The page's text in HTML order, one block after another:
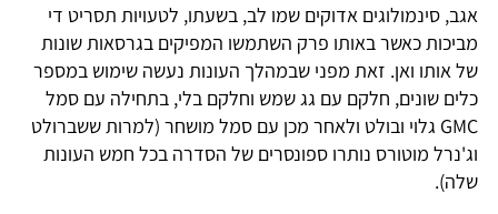
אגב, סינמולוגים אדוקים שמו לב, בשעתו, לטעויות תסריט די
מביכות כאשר באותו פרק השתמשו המפיקים בגרסאות שונות
של אותו ואן. זאת מפני שבמהלך העונות נעשה שימוש במספר
כלים שונים, חלקם עם גג שמש וחלקם בלי, בתחילה עם סמל
GMC גלוי ובולט ולאחר מכן עם סמל מושחר (למרות ששברולט
וג'נרל מוטורס נותרו ספונסרים של הסדרה בכל חמש העונות
שלה).